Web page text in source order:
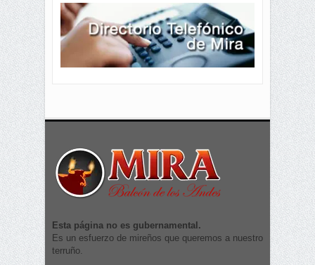
Esta página no es gubernamental.
Es un esfuerzo de mireños que queremos a nuestro
terruño.